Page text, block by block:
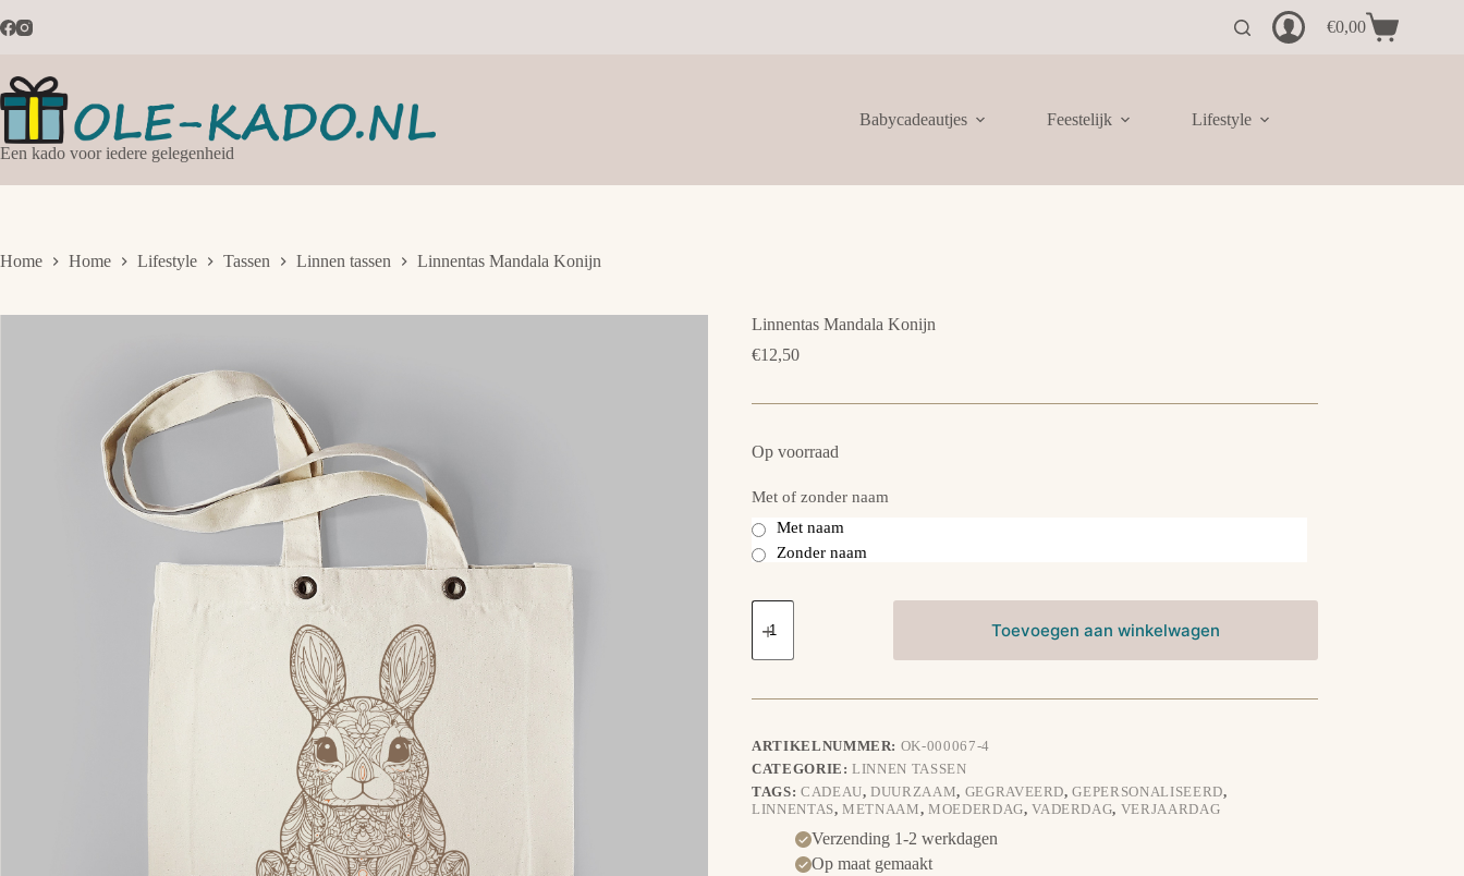
naar
Winkelwagen
€0,00
Een kado voor iedere gelegenheid
Babycadeautjes Feestelijk Lifestyle
Home Home Lifestyle Tassen Linnen tassen Linnentas Mandala Konijn
Linnentas Mandala Konijn
€12,50
Op voorraad
Met of zonder naam
Met naam
Zonder naam
Linnentas
Mandala
aantal
Toevoegen aan winkelwagen
ARTIKELNUMMER: OK-000067-4
CATEGORIE:LINNEN TASSEN
TAGS: CADEAU,DUURZAAM, GEGRAVEERD,GEPERSONALISEERD,
LINNENTAS,METNAAM,MOEDERDAG,VADERDAG, VERJAARDAG
Verzending 1-2 werkdagen
Op maat gemaakt